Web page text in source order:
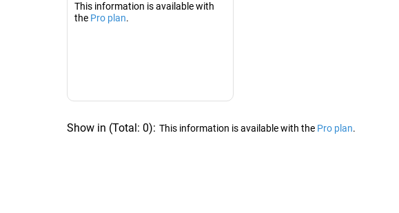
This information is available with
the Pro plan.
Show in (Total: 0): This information is available with the Pro plan.